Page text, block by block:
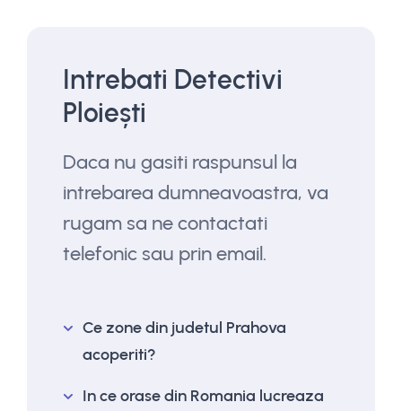
Intrebati Detectivi
Ploiești
Daca nu gasiti raspunsul la
intrebarea dumneavoastra, va
rugam sa ne contactati
telefonic sau prin email.
Ce zone din judetul Prahova
acoperiti?
In ce orase din Romania lucreaza